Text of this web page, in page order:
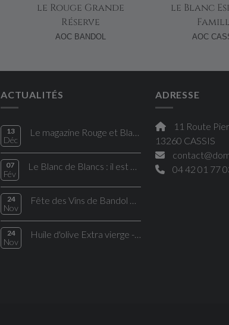
le Rouge Grande
Réserve
AOC BANDOL
le Blanc
AOC
ACTUALITÉS
13
Déc
Le magazine Rouge et Blanc en Provence met en lumière une cuvée du Domaine du Paternel
07
Fév
Le Blanc de Blancs : il est de retour !
24
Nov
Fête des Vins de Bandol 2025 – Venez déguster nos Bandol rouges d’exception
24
Nov
Huile d'olive Extra vierge - Récolte 2025
ADRESSE
11 Route
13260 CASSIS
04 42 01 77